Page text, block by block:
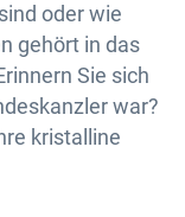
oder wie
gehört in das
Sie sich
war?
kristalline